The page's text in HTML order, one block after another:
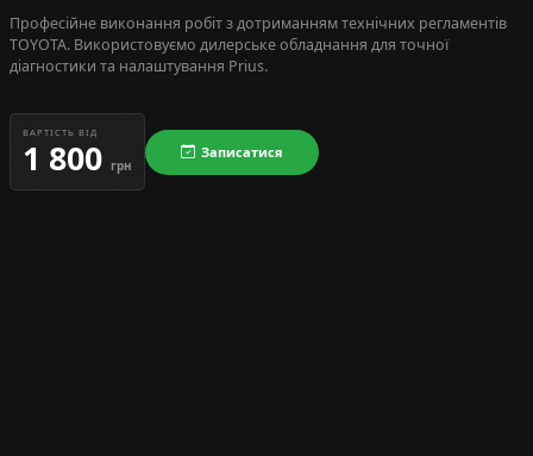
Професійне виконання робіт з дотриманням технічних регламентів
TOYOTA. Використовуємо дилерське обладнання для точної
діагностики та налаштування Prius.
ВАРТІСТЬ ВІД
1 800 грн
Записатися